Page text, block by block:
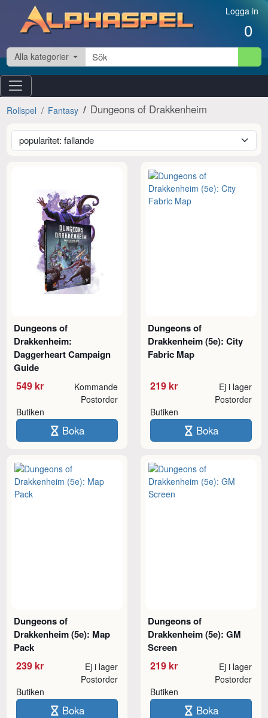
Hoppa till innehåll Logga in
0
Alla kategorier
Rollspel Fantasy Dungeons of Drakkenheim
Dungeons of
Drakkenheim:
Daggerheart Campaign
Guide
549 kr Kommande
Butiken
Postorder
Boka
Dungeons of
Drakkenheim (5e): City
Fabric Map
219 kr Ej i lager
Butiken
Postorder
Boka
Dungeons of
Drakkenheim (5e): Map
Pack
239 kr Ej i lager
Butiken
Postorder
Boka
Dungeons of
Drakkenheim (5e): GM
Screen
219 kr Ej i lager
Butiken
Postorder
Boka